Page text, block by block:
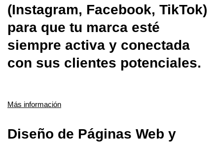
(Instagram, Facebook, TikTok)
para que tu marca esté
siempre activa y conectada
con sus clientes potenciales.
Más información
Diseño de Páginas Web y